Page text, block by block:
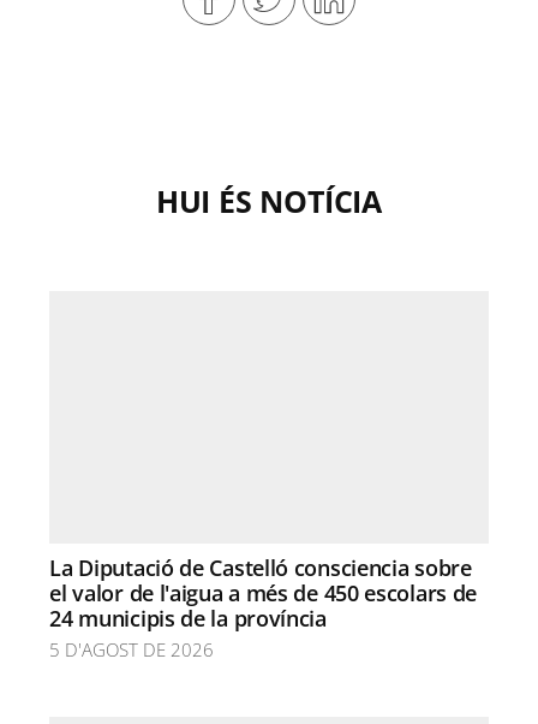
HUI ÉS NOTÍCIA
La Diputació de Castelló consciencia sobre
el valor de l'aigua a més de 450 escolars de
24 municipis de la província
5 D'AGOST DE 2026